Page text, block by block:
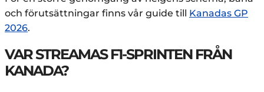
och förutsättningar finns vår guide till Kanadas GP
2026.
VAR STREAMAS F1-SPRINTEN FRÅN
KANADA?